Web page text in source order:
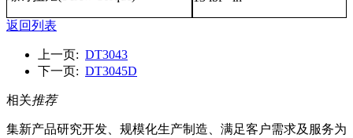
返回列表
上一页: DT3043
下一页: DT3045D
相关推荐
集新产品研究开发、规模化生产制造、满足客户需求及服务为